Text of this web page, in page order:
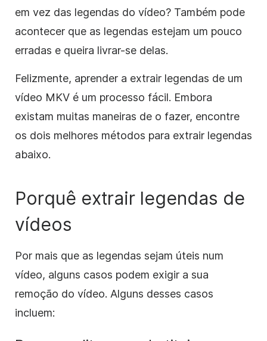
em vez das legendas do vídeo? Também pode
acontecer que as legendas estejam um pouco
erradas e queira livrar-se delas.
Felizmente, aprender a extrair legendas de um
vídeo MKV é um processo fácil. Embora
existam muitas maneiras de o fazer, encontre
os dois melhores métodos para extrair legendas
abaixo.
Porquê extrair legendas de
vídeos
Por mais que as legendas sejam úteis num
vídeo, alguns casos podem exigir a sua
remoção do vídeo. Alguns desses casos
incluem: